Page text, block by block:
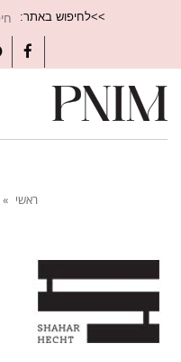
>>לחיפוש באתר:
ראשי »